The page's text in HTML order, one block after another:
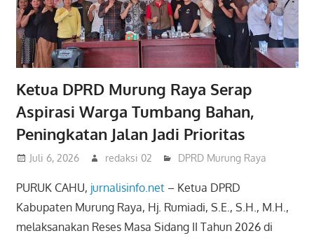
Ketua DPRD Murung Raya Serap
Aspirasi Warga Tumbang Bahan,
Peningkatan Jalan Jadi Prioritas
Juli 6, 2026 redaksi 02 DPRD Murung Raya
PURUK CAHU, jurnalisinfo.net– Ketua DPRD
Kabupaten Murung Raya, Hj. Rumiadi, S.E., S.H., M.H.,
melaksanakan Reses Masa Sidang II Tahun 2026 di